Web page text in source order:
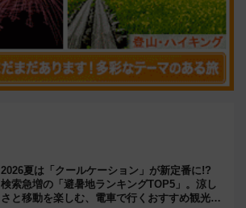
2026夏は「クールケーション」が新定番に!?
検索急増の「避暑地ランキングTOP5」。涼し
さと移動を楽しむ、電車で行くおすすめ観光情